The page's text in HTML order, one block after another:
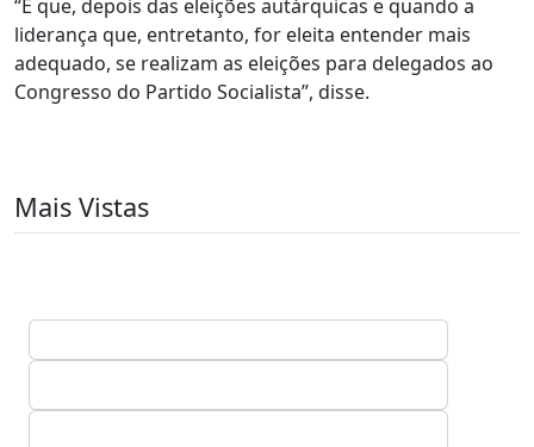
“E que, depois das eleições autárquicas e quando a
liderança que, entretanto, for eleita entender mais
adequado, se realizam as eleições para delegados ao
Congresso do Partido Socialista”, disse.
Mais Vistas